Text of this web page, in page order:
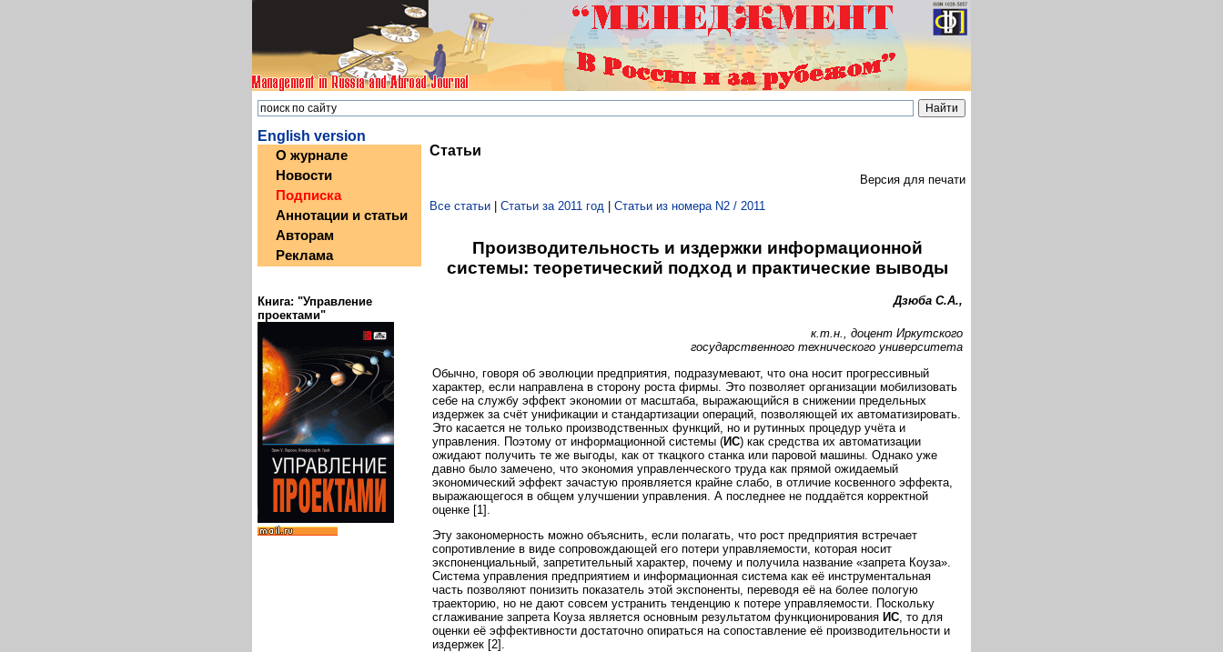
English version
О журнале
Новости
Подписка
Аннотации и статьи
Авторам
Реклама
Книга: "Управление
проектами"
Статьи
Версия для печати
Все статьи | Статьи за 2011 год | Статьи из номера N2 / 2011
Производительность и издержки информационной
системы: теоретический подход и практические выводы
Дзюба С.А.,
к.т.н., доцент Иркутского
государственного технического университета
Обычно, говоря об эволюции предприятия, подразумевают, что она носит прогрессивный
характер, если направлена в сторону роста фирмы. Это позволяет организации мобилизовать
себе на службу эффект экономии от масштаба, выражающийся в снижении предельных
издержек за счёт унификации и стандартизации операций, позволяющей их автоматизировать.
Это касается не только производственных функций, но и рутинных процедур учёта и
управления. Поэтому от информационной системы (ИС) как средства их автоматизации
ожидают получить те же выгоды, как от ткацкого станка или паровой машины. Однако уже
давно было замечено, что экономия управленческого труда как прямой ожидаемый
экономический эффект зачастую проявляется крайне слабо, в отличие косвенного эффекта,
выражающегося в общем улучшении управления. А последнее не поддаётся корректной
оценке [1].
Эту закономерность можно объяснить, если полагать, что рост предприятия встречает
сопротивление в виде сопровождающей его потери управляемости, которая носит
экспоненциальный, запретительный характер, почему и получила название «запрета Коуза».
Система управления предприятием и информационная система как её инструментальная
часть позволяют понизить показатель этой экспоненты, переводя её на более пологую
траекторию, но не дают совсем устранить тенденцию к потере управляемости. Поскольку
сглаживание запрета Коуза является основным результатом функционирования ИС , то для
оценки её эффективности достаточно опираться на сопоставление её производительности и
издержек [2].